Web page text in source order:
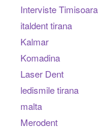
Interviste Timisoara
italdent tirana
Kalmar
Komadina
Laser Dent
ledismile tirana
malta
Merodent